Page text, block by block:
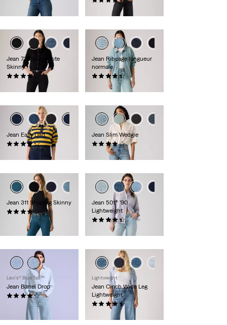
129,95 €
+3
Jean 721 taille haute
Skinny
(419)
119,95 €
Jean Ribcage longueur
normale
(528)
119,95 €
Jean Easy Dad
(53)
99,95 €
Jean Slim Wedgie
(129)
129,95 €
+5
Jean 311 Shaping Skinny
(1411)
Jean 501® ’90
Lightweight
(74)
119,95 €
Levi’s® Blue Tab™
Jean Barrel Drop
(6)
154,95 €
Lightweight
Jean Cinch Wide Leg
Lightweight
(179)
119,95 €